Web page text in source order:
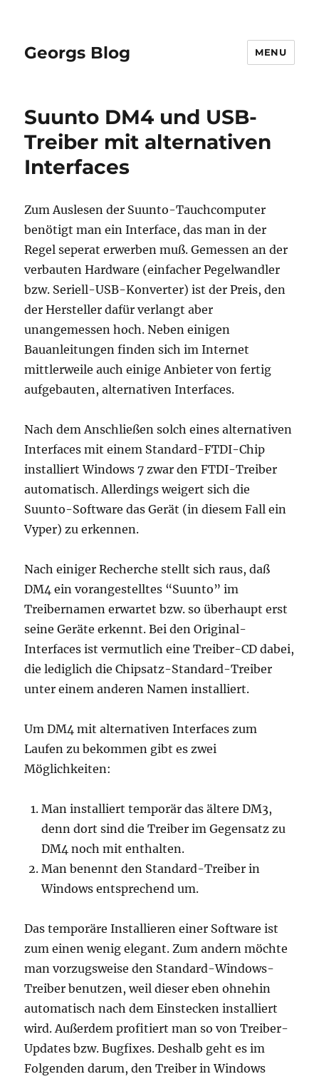
Georgs Blog MENU
Suunto DM4 und USB-
Treiber mit alternativen
Interfaces
Zum Auslesen der Suunto-Tauchcomputer
benötigt man ein Interface, das man in der
Regel seperat erwerben muß. Gemessen an der
verbauten Hardware (einfacher Pegelwandler
bzw. Seriell-USB-Konverter) ist der Preis, den
der Hersteller dafür verlangt aber
unangemessen hoch. Neben einigen
Bauanleitungen finden sich im Internet
mittlerweile auch einige Anbieter von fertig
aufgebauten, alternativen Interfaces.
Nach dem Anschließen solch eines alternativen
Interfaces mit einem Standard-FTDI-Chip
installiert Windows 7 zwar den FTDI-Treiber
automatisch. Allerdings weigert sich die
Suunto-Software das Gerät (in diesem Fall ein
Vyper) zu erkennen.
Nach einiger Recherche stellt sich raus, daß
DM4 ein vorangestelltes “Suunto” im
Treibernamen erwartet bzw. so überhaupt erst
seine Geräte erkennt. Bei den Original-
Interfaces ist vermutlich eine Treiber-CD dabei,
die lediglich die Chipsatz-Standard-Treiber
unter einem anderen Namen installiert.
Um DM4 mit alternativen Interfaces zum
Laufen zu bekommen gibt es zwei
Möglichkeiten:
Man installiert temporär das ältere DM3,
denn dort sind die Treiber im Gegensatz zu
DM4 noch mit enthalten.
Man benennt den Standard-Treiber in
Windows entsprechend um.
Das temporäre Installieren einer Software ist
zum einen wenig elegant. Zum andern möchte
man vorzugsweise den Standard-Windows-
Treiber benutzen, weil dieser eben ohnehin
automatisch nach dem Einstecken installiert
wird. Außerdem profitiert man so von Treiber-
Updates bzw. Bugfixes. Deshalb geht es im
Folgenden darum, den Treiber in Windows